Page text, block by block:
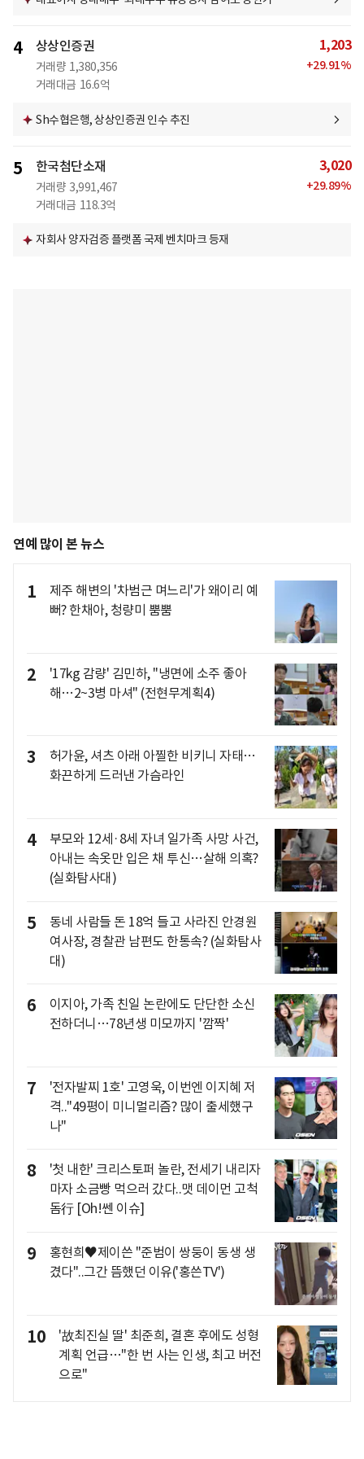
4 상상인증권
거래량 1,380,356
거래대금 16.6억
1,203
+29.91%
Sh수협은행, 상상인증권 인수 추진
5 한국첨단소재
거래량 3,991,467
거래대금 118.3억
3,020
+29.89%
자회사 양자검증 플랫폼 국제 벤치마크 등재
연예 많이 본 뉴스
1
제주 해변의 '차범근 며느리'가 왜이리 예
뻐? 한채아, 청량미 뿜뿜
2
'17kg 감량' 김민하, "냉면에 소주 좋아
해…2~3병 마셔" (전현무계획4)
3
허가윤, 셔츠 아래 아찔한 비키니 자태…
화끈하게 드러낸 가슴라인
4
부모와 12세·8세 자녀 일가족 사망 사건,
아내는 속옷만 입은 채 투신…살해 의혹?
(실화탐사대)
5
동네 사람들 돈 18억 들고 사라진 안경원
여사장, 경찰관 남편도 한통속? (실화탐사
대)
6
이지아, 가족 친일 논란에도 단단한 소신
전하더니…78년생 미모까지 '깜짝'
7
'전자발찌 1호' 고영욱, 이번엔 이지혜 저
격.."49평이 미니멀리즘? 많이 출세했구
나"
8
'첫 내한' 크리스토퍼 놀란, 전세기 내리자
마자 소금빵 먹으러 갔다..맷 데이먼 고척
돔行 [Oh!쎈 이슈]
9
홍현희♥제이쓴 "준범이 쌍둥이 동생 생
겼다"..그간 뜸했던 이유('홍쓴TV')
10
'故최진실 딸' 최준희, 결혼 후에도 성형
계획 언급…"한 번 사는 인생, 최고 버전
으로"